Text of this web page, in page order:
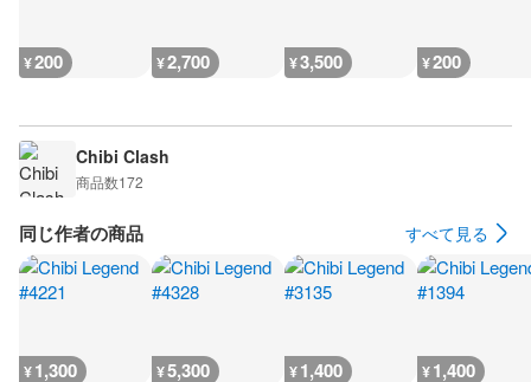
¥200 ¥2,700 ¥3,500 ¥200
Chibi Clash
商品数172
同じ作者の商品 すべて見る
¥1,300 ¥5,300 ¥1,400 ¥1,400